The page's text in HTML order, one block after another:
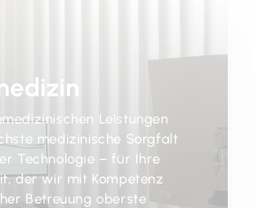
Leistungen
medizinische Sorgfalt
Technologie – für Ihre
der wir mit Kompetenz
Betreuung oberste